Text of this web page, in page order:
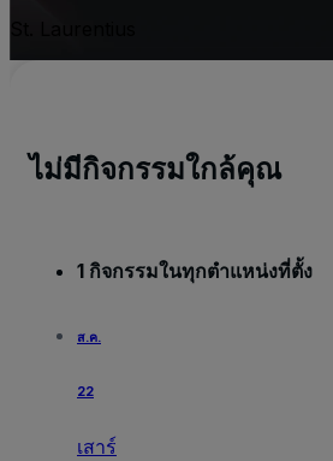
ไม่มีกิจกรรมใกล้คุณ
1 กิจกรรมในทุกตำแหน่งที่ตั้ง
ส.ค.
22
เสาร์